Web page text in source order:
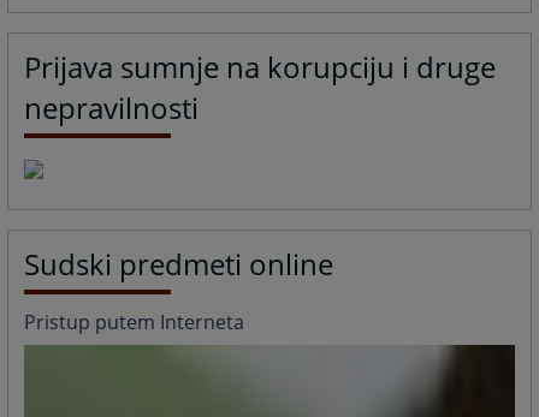
Prijava sumnje na korupciju i druge
nepravilnosti
Sudski predmeti online
Pristup putem Interneta